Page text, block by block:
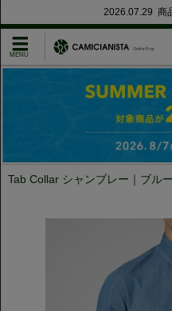
2026.07.29 商
Tab Collar シャンブレー｜ブルー